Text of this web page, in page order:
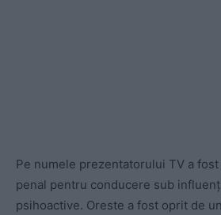
Pe numele prezentatorului TV a
penal pentru conducere sub
psihoactive. Oreste a fost oprit de